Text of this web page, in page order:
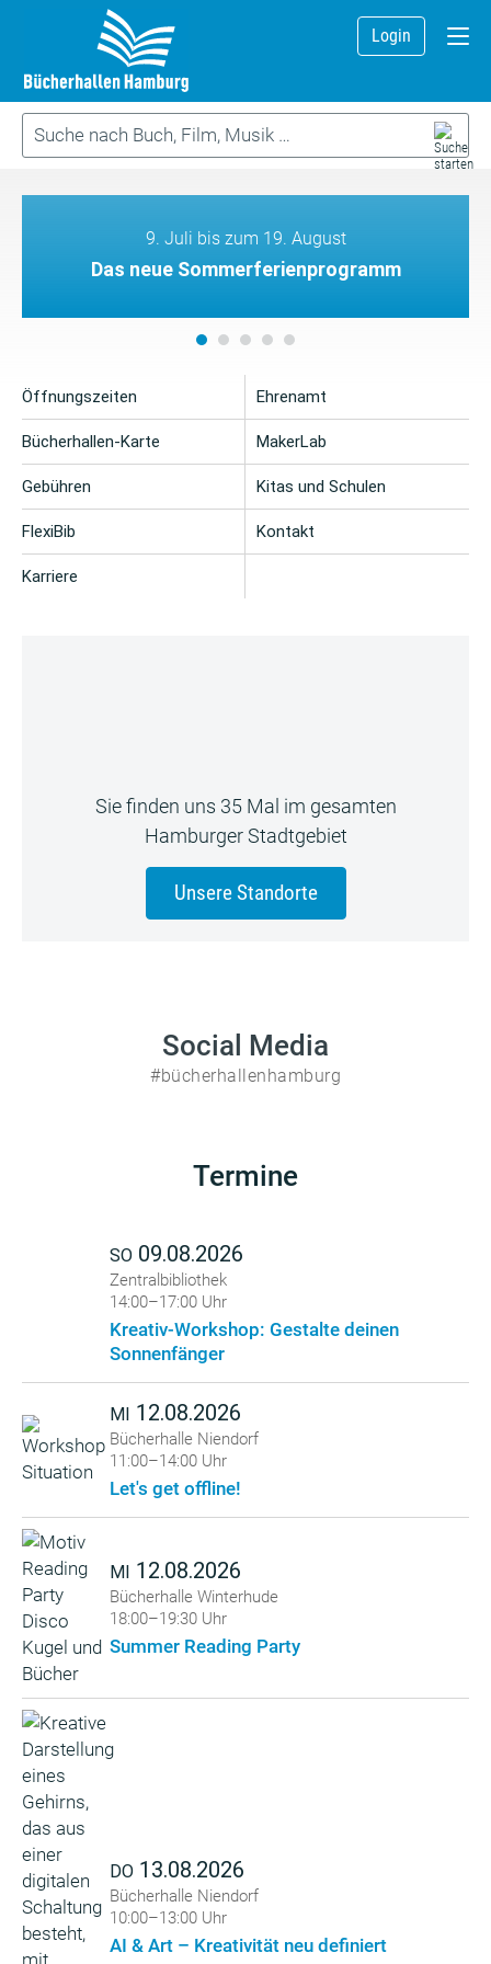
Login
9. Juli bis zum 19. August
Das neue Sommerferienprogramm
Öffnungszeiten
Bücherhallen-Karte
Gebühren
FlexiBib
Karriere
Ehrenamt
MakerLab
Kitas und Schulen
Kontakt
Sie finden uns 35 Mal im gesamten
Hamburger Stadtgebiet
Unsere Standorte
Social Media
#bücherhallenhamburg
Termine
SO 09.08.2026
Zentralbibliothek
14:00–17:00 Uhr
Kreativ-Workshop: Gestalte deinen
Sonnenfänger
MI 12.08.2026
Bücherhalle Niendorf
11:00–14:00 Uhr
Let's get offline!
MI 12.08.2026
Bücherhalle Winterhude
18:00–19:30 Uhr
Summer Reading Party
DO 13.08.2026
Bücherhalle Niendorf
10:00–13:00 Uhr
AI & Art – Kreativität neu definiert